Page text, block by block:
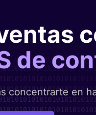
de
concentrarte en